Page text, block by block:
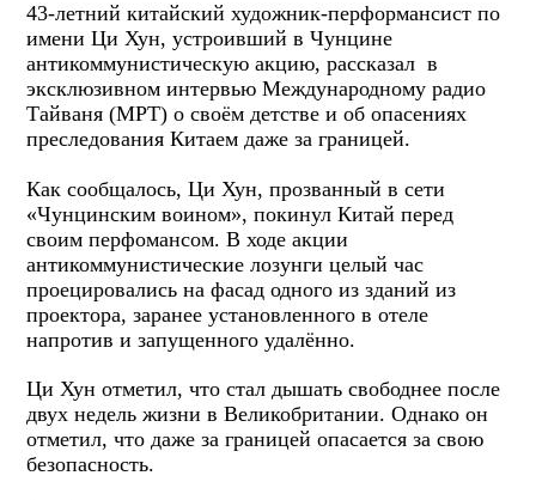
43-летний китайский художник-перформансист по
имени Ци Хун, устроивший в Чунцине
антикоммунистическую акцию, рассказал в
эксклюзивном интервью Международному радио
Тайваня (МРТ) о своём детстве и об опасениях
преследования Китаем даже за границей.
Как сообщалось, Ци Хун, прозванный в сети
«Чунцинским воином», покинул Китай перед
своим перфомансом. В ходе акции
антикоммунистические лозунги целый час
проецировались на фасад одного из зданий из
проектора, заранее установленного в отеле
напротив и запущенного удалённо.
Ци Хун отметил, что стал дышать свободнее после
двух недель жизни в Великобритании. Однако он
отметил, что даже за границей опасается за свою
безопасность.